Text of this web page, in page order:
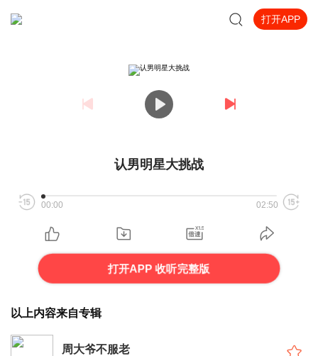
打开APP
认男明星大挑战
00:00 02:50
打开APP 收听完整版
以上内容来自专辑
周大爷不服老